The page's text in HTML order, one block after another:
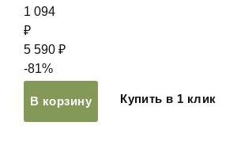
1 094
₽
5 590 ₽
-81%
В корзину Купить в 1 клик